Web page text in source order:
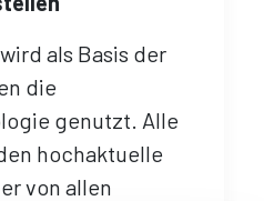
als Basis der
die
genutzt. Alle
hochaktuelle
von allen